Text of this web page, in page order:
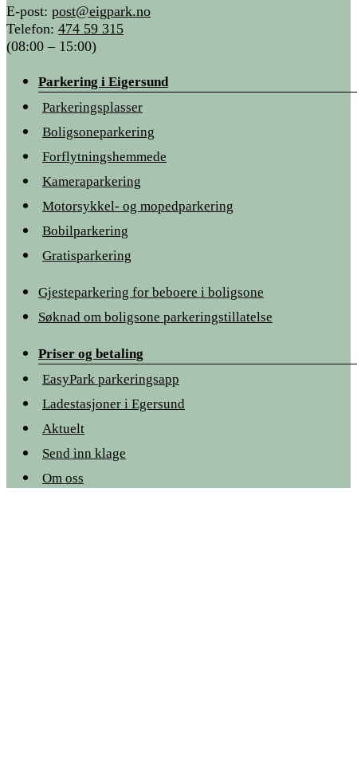
E-post: post@eigpark.no
Telefon: 474 59 315
(08:00 – 15:00)
Parkering i Eigersund
Parkeringsplasser
Boligsoneparkering
Forflytningshemmede
Kameraparkering
Motorsykkel- og mopedparkering
Bobilparkering
Gratisparkering
Gjesteparkering for beboere i boligsone
Søknad om boligsone parkeringstillatelse
Priser og betaling
EasyPark parkeringsapp
Ladestasjoner i Egersund
Aktuelt
Send inn klage
Om oss